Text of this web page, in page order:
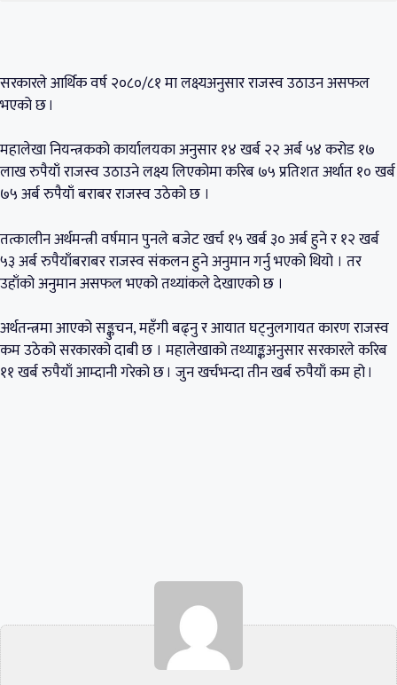
सरकारले आर्थिक वर्ष २०८०/८१ मा लक्ष्यअनुसार राजस्व उठाउन असफल
भएको छ ।
महालेखा नियन्त्रकको कार्यालयका अनुसार १४ खर्ब २२ अर्ब ५४ करोड १७
लाख रुपैयाँ राजस्व उठाउने लक्ष्य लिएकोमा करिब ७५ प्रतिशत अर्थात १० खर्ब
७५ अर्ब रुपैयाँ बराबर राजस्व उठेको छ ।
तत्कालीन अर्थमन्त्री वर्षमान पुनले बजेट खर्च १५ खर्ब ३० अर्ब हुने र १२ खर्ब
५३ अर्ब रुपैयाँबराबर राजस्व संकलन हुने अनुमान गर्नु भएको थियो । तर
उहाँको अनुमान असफल भएको तथ्यांकले देखाएको छ ।
अर्थतन्त्रमा आएको सङ्कुचन, महँगी बढ्नु र आयात घट्नुलगायत कारण राजस्व
कम उठेको सरकारको दाबी छ । महालेखाको तथ्याङ्कअनुसार सरकारले करिब
११ खर्ब रुपैयाँ आम्दानी गरेको छ । जुन खर्चभन्दा तीन खर्ब रुपैयाँ कम हो ।